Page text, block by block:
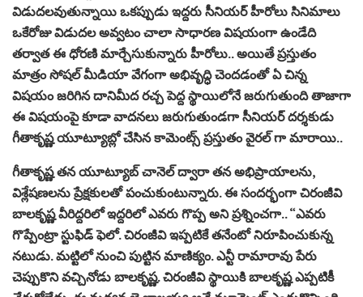
విడుదలవుతున్నాయి ఒకప్పుడు ఇద్దరు సీనియర్ హీరోలు సినిమాలు
ఒకేరోజు విడుదల అవ్వటం చాలా సాధారణ విషయంగా ఉండేది
తర్వాత ఈ ధోరణి మార్చేసుకున్నారు హీరోలు.. అయితే ప్రస్తుతం
మాత్రం సోషల్ మీడియా వేగంగా అభివృద్ధి చెందడంతో ఏ చిన్న
విషయం జరిగిన దానిమీద రచ్చ పెద్ద స్థాయిలోనే జరుగుతుంది తాజాగా
ఈ విషయంపై కూడా వాదనలు జరుగుతుండగా సీనియర్ దర్శకుడు
గీతాకృష్ణ యూట్యూబ్లో చేసిన కామెంట్స్ ప్రస్తుతం వైరల్ గా మారాయి..
గీతాకృష్ణ తన యూట్యూబ్ చానెల్‌ ద్వారా తన అభిప్రాయాలను,
విశ్లేషణలను ప్రేక్షకులతో పంచుకుంటున్నారు. ఈ సందర్భంగా చిరంజీవి
బాలకృష్ణ వీరిద్దరిలో ఇద్దరిలో ఎవరు గొప్ప అని ప్రశ్నించగా.. “ఎవరు
గొప్పేంట్రా స్టుఫిడ్ ఫెలో. చిరంజీవి ఇప్పటికే తనేంటో నిరూపించుకున్న
నటుడు. మట్టిలో నుంచి పుట్టిన మాణిక్యం. ఎన్టీ రామారావు పేరు
చెప్పుకొని వచ్చినోడు బాలకృష్ణ. చిరంజీవి స్థాయికి బాలకృష్ణ ఎప్పటికీ